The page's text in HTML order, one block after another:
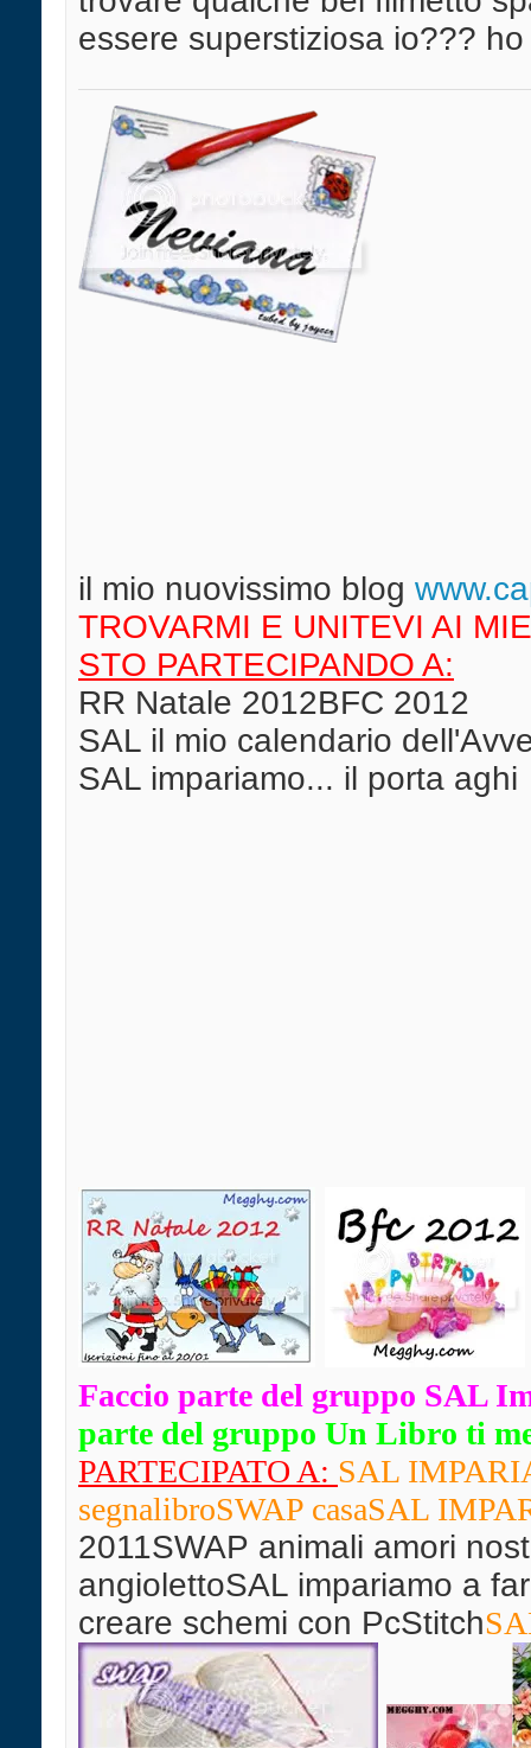
essere superstiziosa io???
il mio nuovissimo blog w
TROVARMI E UNITEVI AI
STO PARTECIPANDO A:
RR Natale 2012BFC 2012
SAL il mio calendario
SAL impariamo... il porta aghi
Faccio parte del gruppo SAL
parte del gruppo Un Libro ti
PARTECIPATO A: SAL
segnalibroSWAP casaSAL
2011SWAP animali amori
angiolettoSAL impariamo a
creare schemi con PcStitch